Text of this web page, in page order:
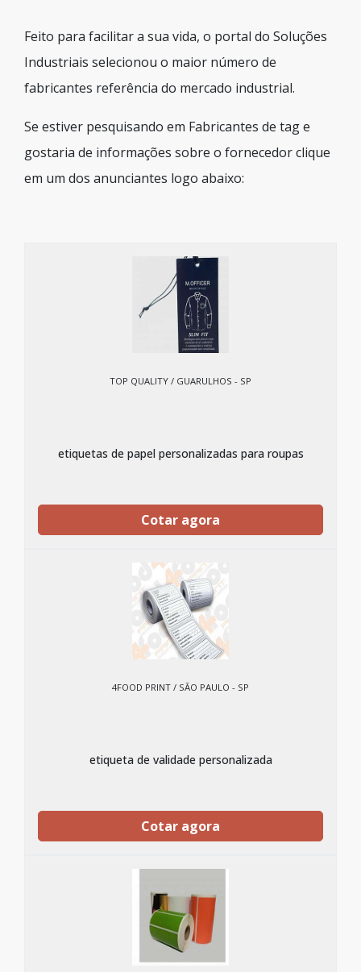
Feito para facilitar a sua vida, o portal do Soluções
Industriais selecionou o maior número de
fabricantes referência do mercado industrial.
Se estiver pesquisando em Fabricantes de tag e
gostaria de informações sobre o fornecedor clique
em um dos anunciantes logo abaixo:
TOP QUALITY / GUARULHOS - SP
etiquetas de papel personalizadas para roupas
Cotar agora
4FOOD PRINT / SÃO PAULO - SP
etiqueta de validade personalizada
Cotar agora